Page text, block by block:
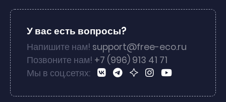
У вас есть вопросы?
Напишите нам! support@free-eco.ru
Позвоните нам! +7 (996) 913 41 71
Мы в соц.сетях: